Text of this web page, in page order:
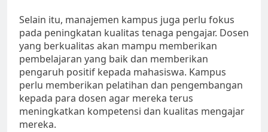
Selain itu, manajemen kampus juga perlu fokus
pada peningkatan kualitas tenaga pengajar. Dosen
yang berkualitas akan mampu memberikan
pembelajaran yang baik dan memberikan
pengaruh positif kepada mahasiswa. Kampus
perlu memberikan pelatihan dan pengembangan
kepada para dosen agar mereka terus
meningkatkan kompetensi dan kualitas mengajar
mereka.